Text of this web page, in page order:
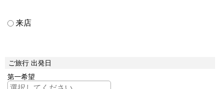
来店
ご旅行 出発日
第一希望